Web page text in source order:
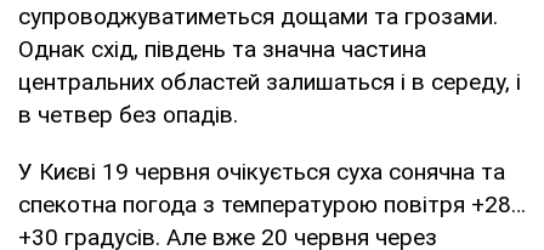
супроводжуватиметься дощами та грозами.
Однак схід, південь та значна частина
центральних областей залишаться і в середу, і
в четвер без опадів.
У Києві 19 червня очікується суха сонячна та
спекотна погода з температурою повітря +28…
+30 градусів. Але вже 20 червня через